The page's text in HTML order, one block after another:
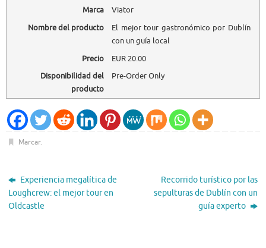
Marca
Viator
Nombre del producto
El mejor tour gastronómico por Dublín
con un guía local
Precio
EUR20.00
Disponibilidad del
producto
Pre-Order Only
Marcar.
Experiencia megalítica de
Loughcrew: el mejor tour en
Oldcastle
Recorrido turístico por las
sepulturas de Dublín con un
guía experto